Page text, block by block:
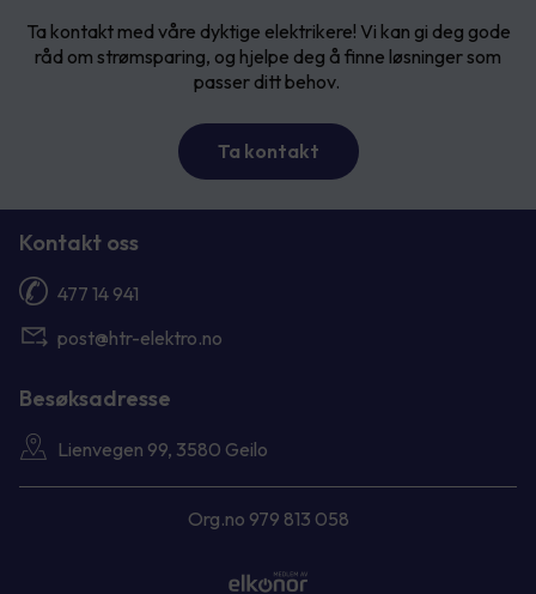
Ta kontakt med våre dyktige elektrikere! Vi kan gi deg gode
råd om strømsparing, og hjelpe deg å finne løsninger som
passer ditt behov.
Ta kontakt
Kontakt oss
477 14 941
post@htr-elektro.no
Besøksadresse
Lienvegen 99, 3580 Geilo
Org.no 979 813 058